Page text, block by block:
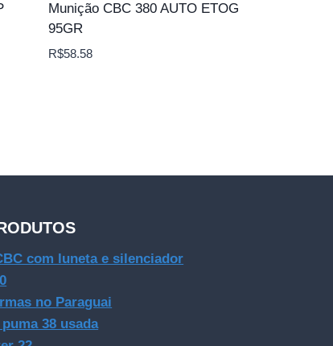
Munição CBC 380 AUTO ETOG
95GR
R$58.58
com luneta e silenciador
no Paraguai
38 usada